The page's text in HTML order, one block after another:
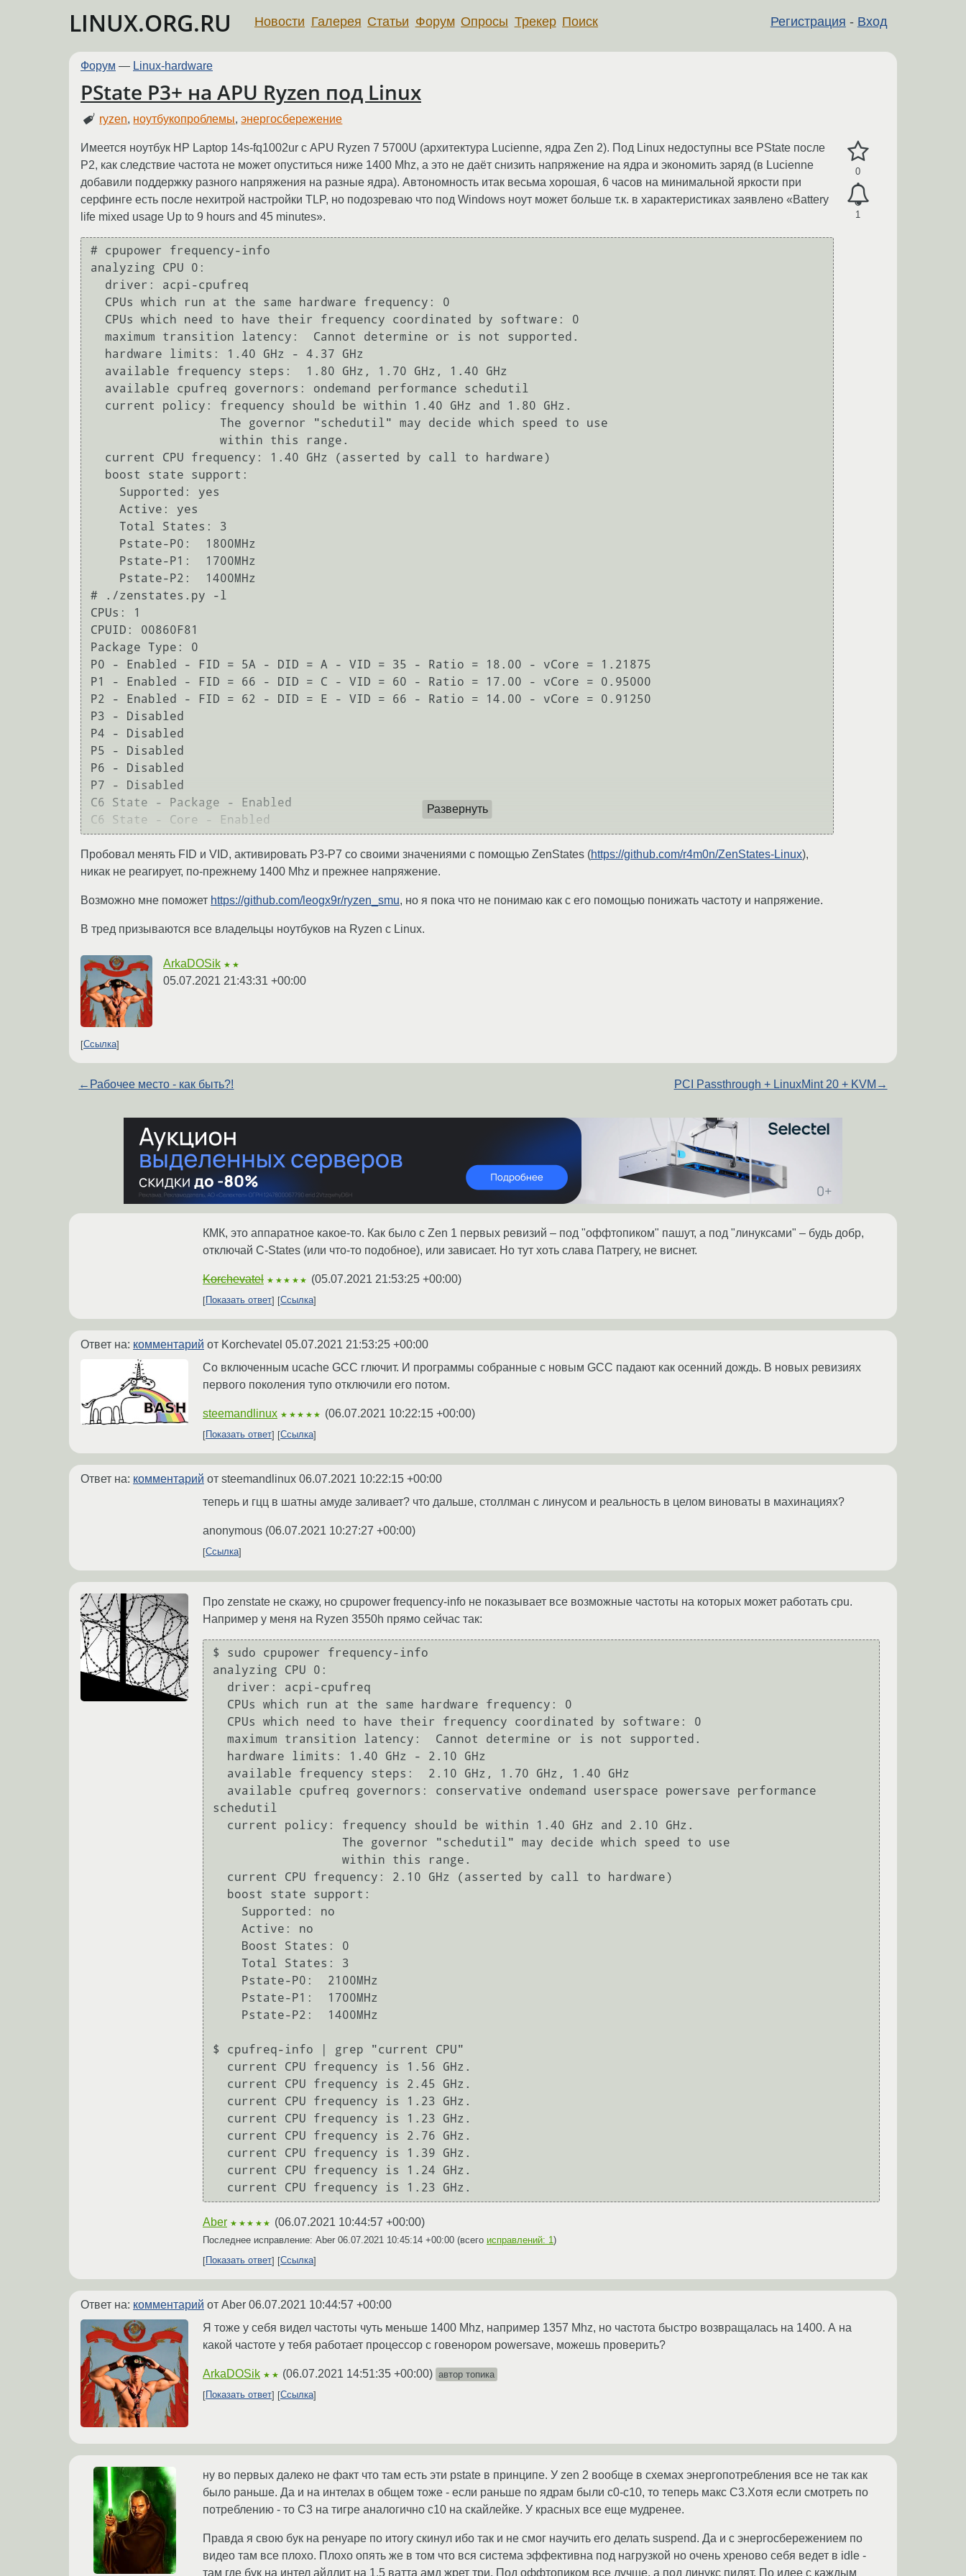
LINUX.ORG.RU Регистрация - Вход
Новости Галерея Статьи Форум Опросы Трекер Поиск
Форум — Linux-hardware
PState P3+ на APU Ryzen под Linux
ryzen, ноутбукопроблемы,энергосбережение
0
1
Имеется ноутбук HP Laptop 14s-fq1002ur с APU Ryzen 7 5700U (архитектура Lucienne, ядра Zen 2). Под Linux недоступны все PState после
P2, как следствие частота не может опуститься ниже 1400 Mhz, а это не даёт снизить напряжение на ядра и экономить заряд (в Lucienne
добавили поддержку разного напряжения на разные ядра). Автономность итак весьма хорошая, 6 часов на минимальной яркости при
серфинге есть после нехитрой настройки TLP, но подозреваю что под Windows ноут может больше т.к. в характеристиках заявлено «Battery
life mixed usage Up to 9 hours and 45 minutes».
# cpupower frequency-info
analyzing CPU 0:
# ./zenstates.py -l
CPUs: 1
CPUID: 00860F81
Package Type: 0
P0 - Enabled - FID = 5A - DID = A - VID = 35 - Ratio = 18.00 - vCore = 1.21875
P1 - Enabled - FID = 66 - DID = C - VID = 60 - Ratio = 17.00 - vCore = 0.95000
P2 - Enabled - FID = 62 - DID = E - VID = 66 - Ratio = 14.00 - vCore = 0.91250
P3 - Disabled
P4 - Disabled
P5 - Disabled
P6 - Disabled
P7 - Disabled
C6 State - Package - Enabled
Развернуть
Пробовал менять FID и VID, активировать P3-P7 со своими значениями с помощью ZenStates (https://github.com/r4m0n/ZenStates-Linux),
никак не реагирует, по-прежнему 1400 Mhz и прежнее напряжение.
Возможно мне поможет https://github.com/leogx9r/ryzen_smu, но я пока что не понимаю как с его помощью понижать частоту и напряжение.
В тред призываются все владельцы ноутбуков на Ryzen с Linux.
ArkaDOSik ★★
05.07.2021 21:43:31 +00:00
Ссылка
← Рабочее место - как быть?! PCI Passthrough + LinuxMint 20 + KVM →
КМК, это аппаратное какое-то. Как было с Zen 1 первых ревизий – под "оффтопиком" пашут, а под "линуксами" – будь добр,
отключай C-States (или что-то подобное), или зависает. Но тут хоть слава Патрегу, не виснет.
Korchevatel ★★★★★ (05.07.2021 21:53:25 +00:00)
Показать ответ Ссылка
Ответ на: комментарий от Korchevatel 05.07.2021 21:53:25 +00:00
Со включенным ucache GCC глючит. И программы собранные с новым GCC падают как осенний дождь. В новых ревизиях
первого поколения тупо отключили его потом.
steemandlinux ★★★★★ (06.07.2021 10:22:15 +00:00)
Показать ответ Ссылка
Ответ на: комментарий от steemandlinux 06.07.2021 10:22:15 +00:00
теперь и гцц в шатны амуде заливает? что дальше, столлман с линусом и реальность в целом виноваты в махинациях?
anonymous (06.07.2021 10:27:27 +00:00)
Ссылка
Про zenstate не скажу, но cpupower frequency-info не показывает все возможные частоты на которых может работать cpu.
Например у меня на Ryzen 3550h прямо сейчас так:
$ sudo cpupower frequency-info
analyzing CPU 0:
schedutil
$ cpufreq-info | grep "current CPU"
Aber ★★★★★ (06.07.2021 10:44:57 +00:00)
Последнее исправление: Aber 06.07.2021 10:45:14 +00:00 (всего исправлений: 1 )
Показать ответ
Ссылка
Ответ на: комментарий от Aber 06.07.2021 10:44:57 +00:00
Я тоже у себя видел частоты чуть меньше 1400 Mhz, например 1357 Mhz, но частота быстро возвращалась на 1400. А на
какой частоте у тебя работает процессор с говенором powersave, можешь проверить?
ArkaDOSik ★★ (06.07.2021 14:51:35 +00:00) автор топика
Показать ответ
Ссылка
ну во первых далеко не факт что там есть эти pstate в принципе. У zen 2 вообще в схемах энергопотребления все не так как
было раньше. Да и на интелах в общем тоже - если раньше по ядрам были с0-с10, то теперь макс С3.Хотя если смотреть по
потреблению - то С3 на тигре аналогично с10 на скайлейке. У красных все еще мудренее.
Правда я свою бук на ренуаре по итогу скинул ибо так и не смог научить его делать suspend. Да и с энергосбережением по
видео там все плохо. Плохо опять же в том что вся система эффективна под нагрузкой но очень хреново себя ведет в idle -
там где бук на интел айдлит на 1.5 ватта амд жрет три. Под оффтопиком все лучше, а под линукс пилят. По идее с каждым